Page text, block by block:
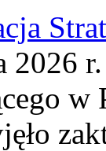
2026
w